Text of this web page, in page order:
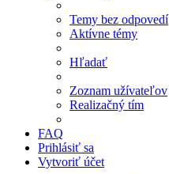
Temy bez odpovedí
Aktívne témy
Hľadať
Zoznam užívateľov
Realizačný tím
FAQ
Prihlásiť sa
Vytvoriť účet